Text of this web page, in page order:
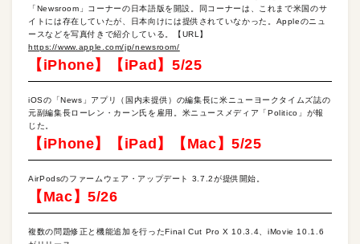
「Newsroom」コーナーの日本語版を開設。同コーナーは、これまで米国のサ
イトには存在していたが、日本向けには提供されていなかった。Appleのニュ
ースなどを写真付きで紹介している。【URL】
https://www.apple.com/jp/newsroom/
【iPhone】【iPad】5/25
iOSの「News」アプリ（国内未提供）の編集長に米ニューヨークタイムズ誌の
元副編集長ローレン・カーン氏を雇用。米ニュースメディア「Politico」が報
じた。
【iPhone】【iPad】【Mac】5/25
AirPodsのファームウェア・アップデート 3.7.2が提供開始。
【Mac】5/26
複数の問題修正と機能追加を行ったFinal Cut Pro X 10.3.4、iMovie 10.1.6